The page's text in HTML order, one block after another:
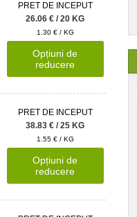
PRET DE INCEPUT
26.06 € / 20 KG
1.30 € / KG
Opțiuni de
reducere
PRET DE INCEPUT
38.83 € / 25 KG
1.55 € / KG
Opțiuni de
reducere